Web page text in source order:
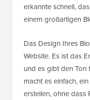
erkannte schnell,
einem großartigen
Das Design Ihres
Website. Es ist das
und es gibt den Ton
macht es einfach,
erstellen, ohne dass